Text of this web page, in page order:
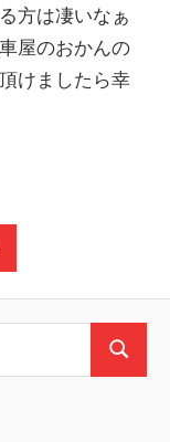
方は凄いなぁ
屋のおかんの
けましたら幸
検